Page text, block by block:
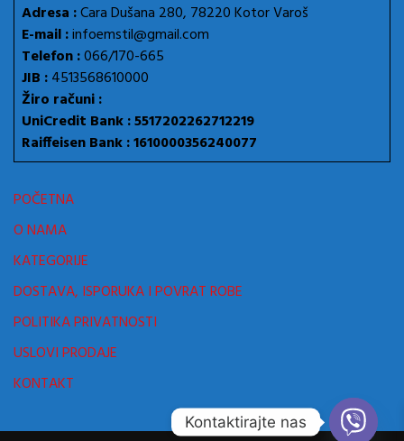
Adresa :Cara Dušana 280, 78220 Kotor Varoš
E-mail :infoemstil@gmail.com
Telefon :066/170-665
JIB :4513568610000
Žiro računi :
UniCredit Bank : 5517202262712219
Raiffeisen Bank : 1610000356240077
POČETNA
O NAMA
KATEGORIJE
DOSTAVA, ISPORUKA I POVRAT ROBE
POLITIKA PRIVATNOSTI
USLOVI PRODAJE
KONTAKT
Kontaktirajte nas